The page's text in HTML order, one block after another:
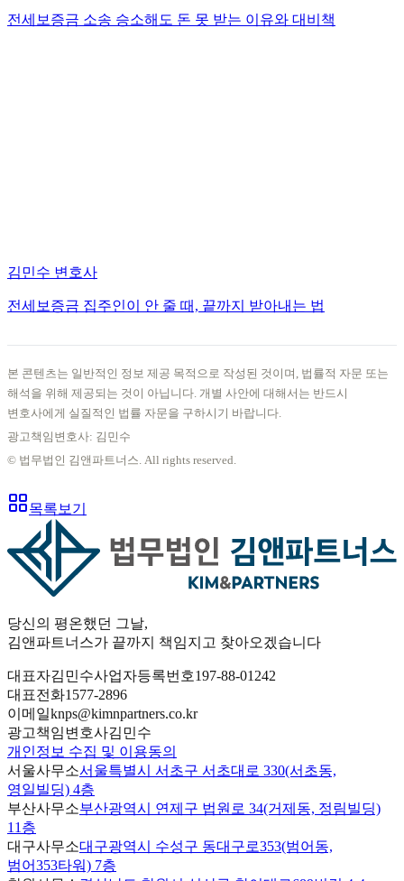
전세보증금 소송 승소해도 돈 못 받는 이유와 대비책
김민수 변호사
전세보증금 집주인이 안 줄 때, 끝까지 받아내는 법
본 콘텐츠는 일반적인 정보 제공 목적으로 작성된 것이며, 법률적 자문 또는
해석을 위해 제공되는 것이 아닙니다. 개별 사안에 대해서는 반드시
변호사에게 실질적인 법률 자문을 구하시기 바랍니다.
광고책임변호사: 김민수
© 법무법인 김앤파트너스. All rights reserved.
목록보기
당신의 평온했던 그날,
김앤파트너스가 끝까지 책임지고 찾아오겠습니다
대표자김민수사업자등록번호197-88-01242
대표전화1577-2896
이메일knps@kimnpartners.co.kr
광고책임변호사김민수
개인정보 수집 및 이용동의
서울사무소서울특별시 서초구 서초대로 330(서초동,
영일빌딩) 4층
부산사무소부산광역시 연제구 법원로 34(거제동, 정림빌딩)
11층
대구사무소대구광역시 수성구 동대구로353(범어동,
범어353타워) 7층